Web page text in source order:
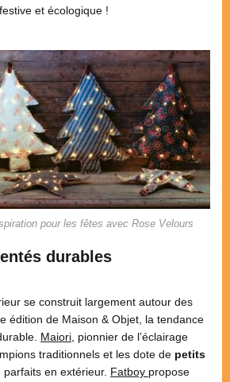
et écologique !
pour les fêtes avec Rose Velours
durables
se construit largement autour des
édition de Maison & Objet, la tendance
Maiori, pionnier de l’éclairage
traditionnels et les dote de petits
parfaits en extérieur. Fatboy propose